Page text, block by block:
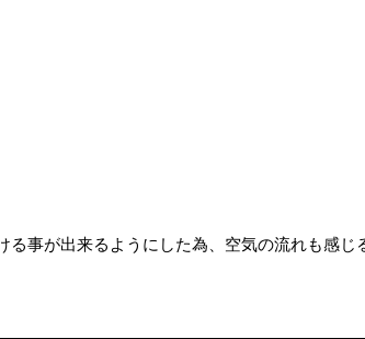
事が出来るようにした為、空気の流れも感じ